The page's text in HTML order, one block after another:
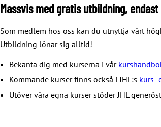
Massvis med gratis utbildning,
Som medlem hos oss kan du utnyttja vårt
Utbildning lönar sig alltid!
Bekanta dig med kurserna i vår
Kommande kurser finns också i JHL:s kurs-
Utöver våra egna kurser stöder JHL